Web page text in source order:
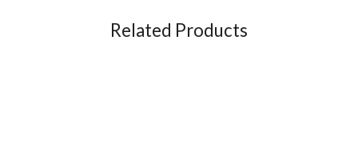
Related Products